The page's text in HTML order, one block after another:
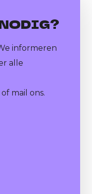
informeren
alle
mail ons.